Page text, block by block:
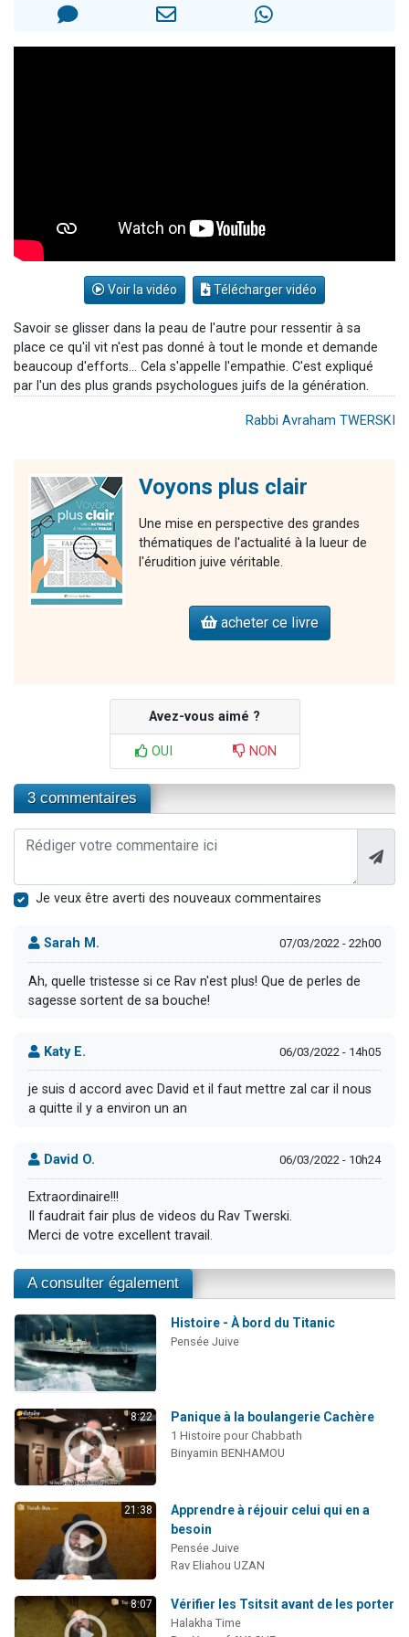
Voir la vidéo Télécharger vidéo
Savoir se glisser dans la peau de l'autre pour ressentir à sa
place ce qu'il vit n'est pas donné à tout le monde et demande
beaucoup d'efforts... Cela s'appelle l'empathie. C'est expliqué
par l'un des plus grands psychologues juifs de la génération.
Rabbi Avraham TWERSKI
Voyons plus clair
Une mise en perspective des grandes
thématiques de l'actualité à la lueur de
l'érudition juive véritable.
acheter ce livre
Avez-vous aimé ?
OUI NON
3 commentaires
Je veux être averti des nouveaux commentaires
Sarah M. 07/03/2022 - 22h00
Ah, quelle tristesse si ce Rav n'est plus! Que de perles de
sagesse sortent de sa bouche!
Katy E. 06/03/2022 - 14h05
je suis d accord avec David et il faut mettre zal car il nous
a quitte il y a environ un an
David O. 06/03/2022 - 10h24
Extraordinaire!!!
Il faudrait fair plus de videos du Rav Twerski.
Merci de votre excellent travail.
A consulter également
Histoire - À bord du Titanic
Pensée Juive
8:22 Panique à la boulangerie Cachère
1 Histoire pour Chabbath
Binyamin BENHAMOU
21:38
Apprendre à réjouir celui qui en a
besoin
Pensée Juive
Rav Eliahou UZAN
8:07 Vérifier les Tsitsit avant de les porter
Halakha Time